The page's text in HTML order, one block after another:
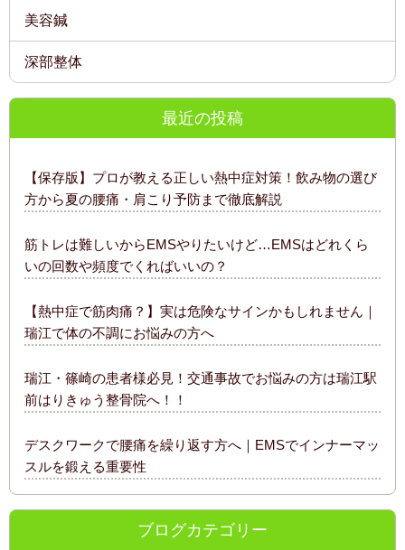
美容鍼
深部整体
最近の投稿
【保存版】プロが教える正しい熱中症対策！飲み物の選び
方から夏の腰痛・肩こり予防まで徹底解説
筋トレは難しいからEMSやりたいけど…EMSはどれくら
いの回数や頻度でくればいいの？
【熱中症で筋肉痛？】実は危険なサインかもしれません｜
瑞江で体の不調にお悩みの方へ
瑞江・篠崎の患者様必見！交通事故でお悩みの方は瑞江駅
前はりきゅう整骨院へ！！
デスクワークで腰痛を繰り返す方へ｜EMSでインナーマッ
スルを鍛える重要性
ブログカテゴリー